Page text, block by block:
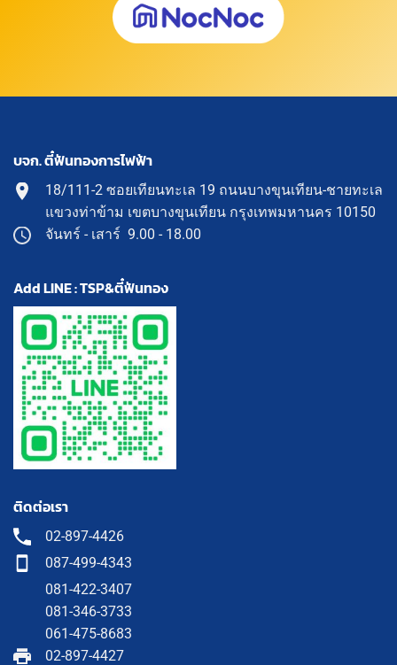
บจก. ตี๋ฟันทองการไฟฟ้า
18/111-2 ซอยเทียนทะเล 19 ถนนบางขุนเทียน-ชายทะเล
แขวงท่าข้าม เขตบางขุนเทียน กรุงเทพมหานคร 10150
จันทร์ - เสาร์ 9.00 - 18.00
Add LINE : TSP&ตี๋ฟันทอง
ติดต่อเรา
02-897-4426
087-499-4343
081-422-3407
081-346-3733
061-475-8683
02-897-4427